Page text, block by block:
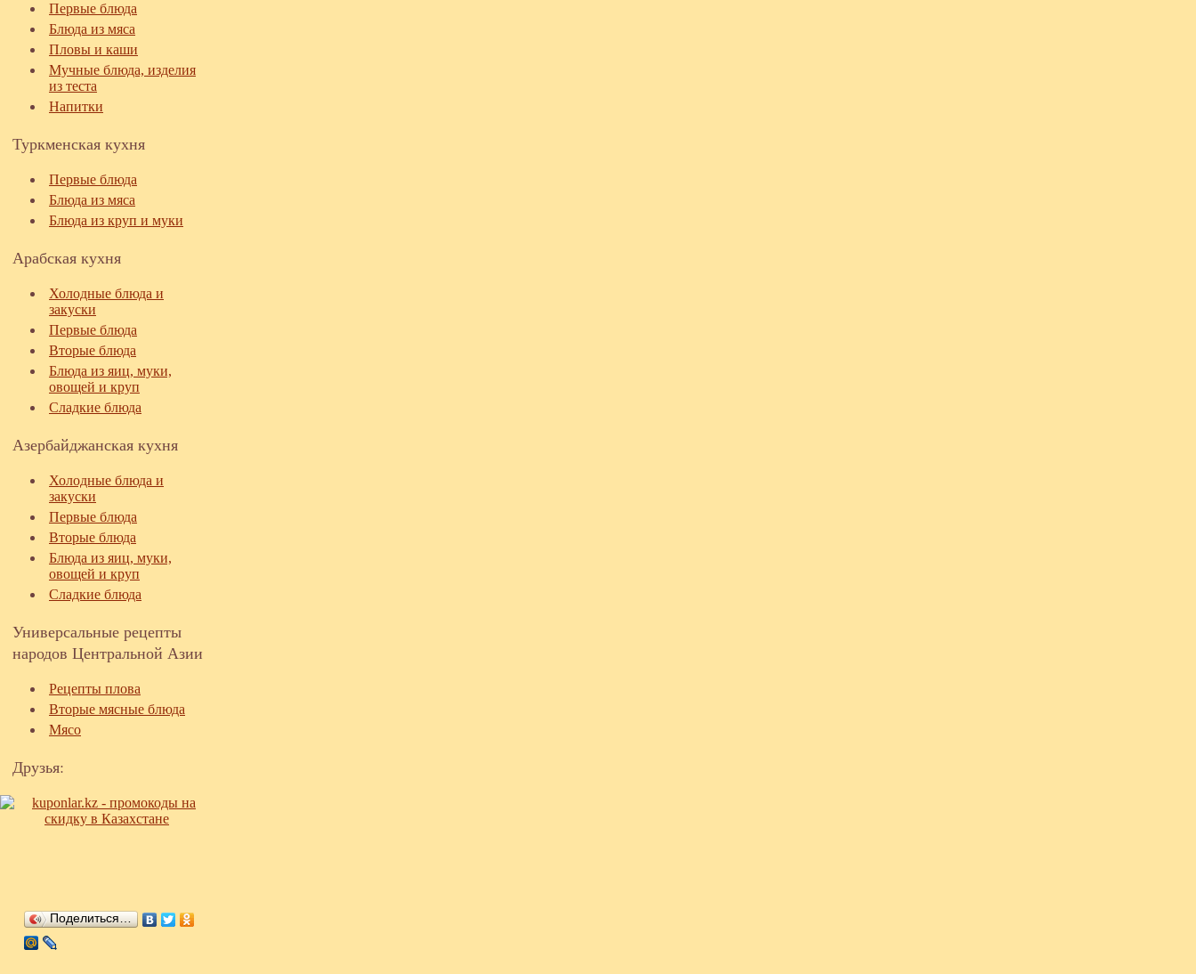
Первые блюда
Блюда из мяса
Пловы и каши
Мучные блюда, изделия
из теста
Напитки
Туркменская кухня
Первые блюда
Блюда из мяса
Блюда из круп и муки
Арабская кухня
Холодные блюда и
закуски
Первые блюда
Вторые блюда
Блюда из яиц, муки,
овощей и круп
Сладкие блюда
Азербайджанская кухня
Холодные блюда и
закуски
Первые блюда
Вторые блюда
Блюда из яиц, муки,
овощей и круп
Сладкие блюда
Универсальные рецепты
народов Центральной Азии
Рецепты плова
Вторые мясные блюда
Мясо
Друзья:
Поделиться…